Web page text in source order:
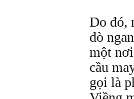
Do đó,
đò
một
cầu
gọi là